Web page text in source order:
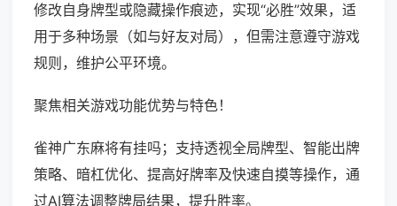
修改自身牌型或隐藏操作痕迹，实现“必胜”效果，适
用于多种场景（如与好友对局），但需注意遵守游戏
规则，维护公平环境。
聚焦相关游戏功能优势与特色！
雀神广东麻将有挂吗；支持透视全局牌型、智能出牌
策略、暗杠优化、提高好牌率及快速自摸等操作，通
过AI算法调整牌局结果，提升胜率。